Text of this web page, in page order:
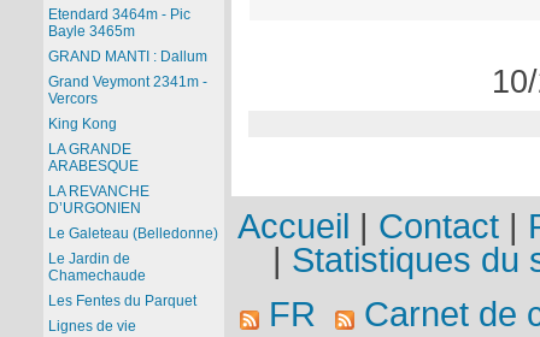
Etendard 3464m - Pic
Bayle 3465m
GRAND MANTI : Dallum
Grand Veymont 2341m -
Vercors
King Kong
LA GRANDE
ARABESQUE
LA REVANCHE
D’URGONIEN
Le Galeteau (Belledonne)
Le Jardin de
Chamechaude
Les Fentes du Parquet
Lignes de vie
Accueil | Contact |
| Statistiques du
FR
Carnet de